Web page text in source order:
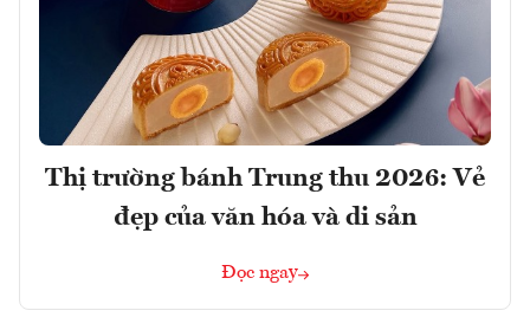
Thị trường bánh Trung thu 2026: Vẻ
đẹp của văn hóa và di sản
Đọc ngay